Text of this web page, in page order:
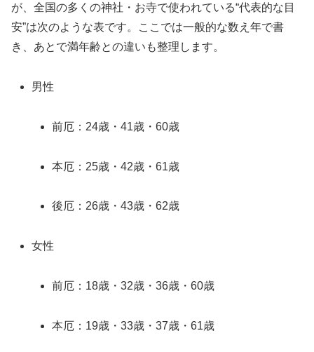
が、全国の多くの神社・お寺で使われている“代表的な目
安”は次のような表です。ここでは一般的な数え年で書
き、あとで満年齢との違いも整理します。
男性
前厄：24歳・41歳・60歳
本厄：25歳・42歳・61歳
後厄：26歳・43歳・62歳
女性
前厄：18歳・32歳・36歳・60歳
本厄：19歳・33歳・37歳・61歳